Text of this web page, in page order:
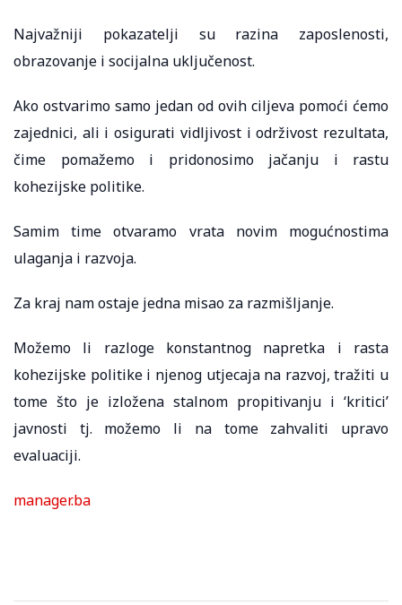
Najvažniji pokazatelji su razina zaposlenosti,
obrazovanje i socijalna uključenost.
Ako ostvarimo samo jedan od ovih ciljeva pomoći ćemo
zajednici, ali i osigurati vidljivost i održivost rezultata,
čime pomažemo i pridonosimo jačanju i rastu
kohezijske politike.
Samim time otvaramo vrata novim mogućnostima
ulaganja i razvoja.
Za kraj nam ostaje jedna misao za razmišljanje.
Možemo li razloge konstantnog napretka i rasta
kohezijske politike i njenog utjecaja na razvoj, tražiti u
tome što je izložena stalnom propitivanju i ‘kritici’
javnosti tj. možemo li na tome zahvaliti upravo
evaluaciji.
manager.ba